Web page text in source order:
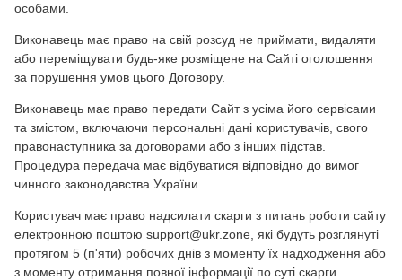
особами.
Виконавець має право на свій розсуд не приймати, видаляти
або переміщувати будь-яке розміщене на Сайті оголошення
за порушення умов цього Договору.
Виконавець має право передати Сайт з усіма його сервісами
та змістом, включаючи персональні дані користувачів, свого
правонаступника за договорами або з інших підстав.
Процедура передача має відбуватися відповідно до вимог
чинного законодавства України.
Користувач має право надсилати скарги з питань роботи сайту
електронною поштою support@ukr.zone, які будуть розглянуті
протягом 5 (п'яти) робочих днів з моменту їх надходження або
з моменту отримання повної інформації по суті скарги.